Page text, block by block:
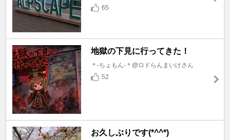
65
地獄の下見に行ってきた！
＊-ちょもん-＊@ロドらんまいけさん
52
お久しぶりです(*^^*)